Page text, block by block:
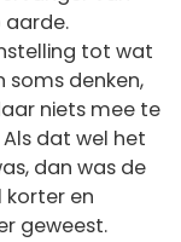
aarde.
tot wat
soms denken,
niets mee te
dat wel het
dan was de
korter en
geweest.